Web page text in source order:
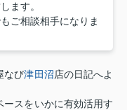
ます。
ご相談相手になりま
なび津田沼店の日記へよ
スをいかに有効活用す